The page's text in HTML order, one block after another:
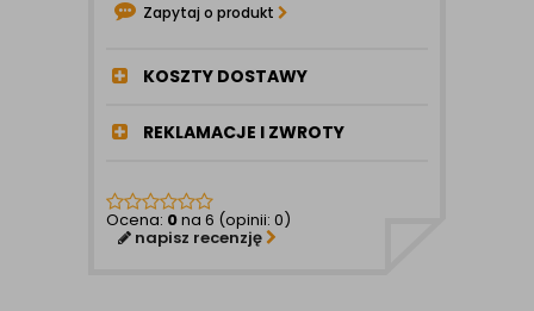
Zapytaj o produkt
KOSZTY DOSTAWY
REKLAMACJE I ZWROTY
Ocena: 0na 6 (opinii: 0)
napisz recenzję